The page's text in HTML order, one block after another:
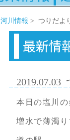
河川情報 > つりだよ
2019.07.03
本日の塩川の
増水で薄濁り